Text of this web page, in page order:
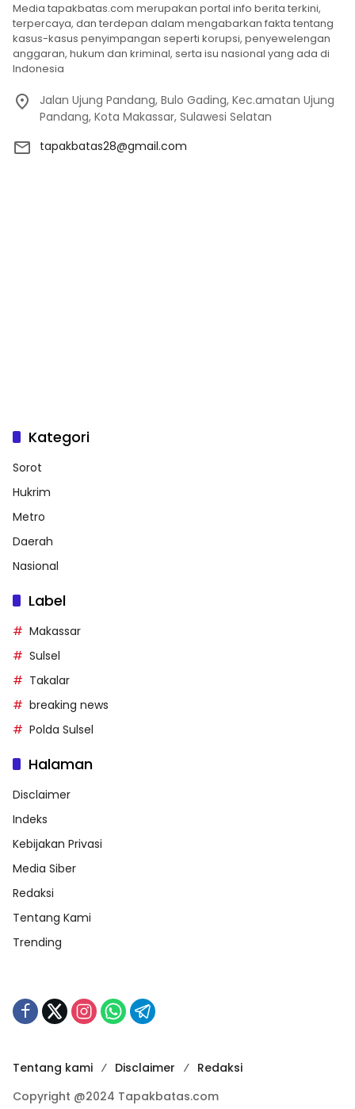
Media tapakbatas.com merupakan portal info berita terkini,
terpercaya, dan terdepan dalam mengabarkan fakta tentang
kasus-kasus penyimpangan seperti korupsi, penyewelengan
anggaran, hukum dan kriminal, serta isu nasional yang ada di
Indonesia
Jalan Ujung Pandang, Bulo Gading, Kec.amatan Ujung
Pandang, Kota Makassar, Sulawesi Selatan
tapakbatas28@gmail.com
Kategori
Sorot
Hukrim
Metro
Daerah
Nasional
Label
Makassar
Sulsel
Takalar
breaking news
Polda Sulsel
Halaman
Disclaimer
Indeks
Kebijakan Privasi
Media Siber
Redaksi
Tentang Kami
Trending
Tentang kami Disclaimer
Redaksi
Copyright @2024 Tapakbatas.com